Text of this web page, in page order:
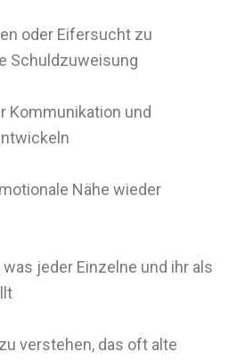
oder Eifersucht zu
Schuldzuweisung
Kommunikation und
Nähe wieder
jeder Einzelne und ihr als
verstehen, das oft alte